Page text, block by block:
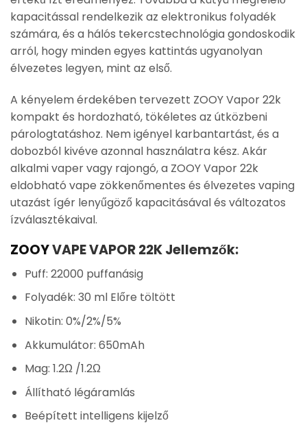
kapacitással rendelkezik az elektronikus folyadék
számára, és a hálós tekercstechnológia gondoskodik
arról, hogy minden egyes kattintás ugyanolyan
élvezetes legyen, mint az első.
A kényelem érdekében tervezett ZOOY Vapor 22k
kompakt és hordozható, tökéletes az útközbeni
párologtatáshoz. Nem igényel karbantartást, és a
dobozból kivéve azonnal használatra kész. Akár
alkalmi vaper vagy rajongó, a ZOOY Vapor 22k
eldobható vape zökkenőmentes és élvezetes vaping
utazást ígér lenyűgöző kapacitásával és változatos
ízválasztékaival.
ZOOYVAPE VAPOR 22K Jellemzők:
Puff: 22000 puffanásig
Folyadék: 30 ml Előre töltött
Nikotin: 0%/2%/5%
Akkumulátor: 650mAh
Mag: 1.2Ω /1.2Ω
Állítható légáramlás
Beépített intelligens kijelző